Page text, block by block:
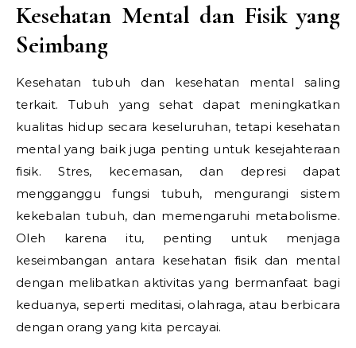
Kesehatan Mental dan Fisik yang
Seimbang
Kesehatan tubuh dan kesehatan mental saling
terkait. Tubuh yang sehat dapat meningkatkan
kualitas hidup secara keseluruhan, tetapi kesehatan
mental yang baik juga penting untuk kesejahteraan
fisik. Stres, kecemasan, dan depresi dapat
mengganggu fungsi tubuh, mengurangi sistem
kekebalan tubuh, dan memengaruhi metabolisme.
Oleh karena itu, penting untuk menjaga
keseimbangan antara kesehatan fisik dan mental
dengan melibatkan aktivitas yang bermanfaat bagi
keduanya, seperti meditasi, olahraga, atau berbicara
dengan orang yang kita percayai.